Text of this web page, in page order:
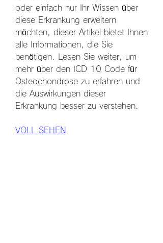
oder einfach nur Ihr Wissen über
diese Erkrankung erweitern
möchten, dieser Artikel bietet Ihnen
alle Informationen, die Sie
benötigen. Lesen Sie weiter, um
mehr über den ICD 10 Code für
Osteochondrose zu erfahren und
die Auswirkungen dieser
Erkrankung besser zu verstehen.
VOLL SEHEN